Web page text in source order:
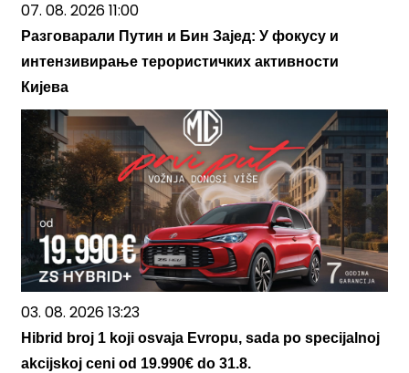
07. 08. 2026 11:00
Разговарали Путин и Бин Зајед: У фокусу и
интензивирање терористичких активности
Кијева
03. 08. 2026 13:23
Hibrid broj 1 koji osvaja Evropu, sada po specijalnoj
akcijskoj ceni od 19.990€ do 31.8.